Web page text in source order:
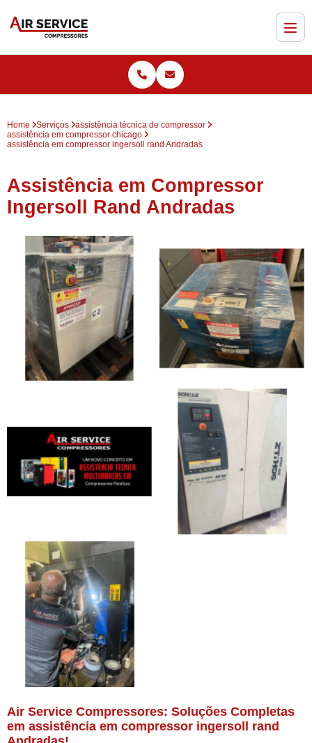
Home Serviços
assistência técnica de compressor
assistência em compressor chicago
assistência em compressor ingersoll rand Andradas
Assistência em Compressor
Ingersoll Rand Andradas
Air Service Compressores: Soluções Completas
em assistência em compressor ingersoll rand